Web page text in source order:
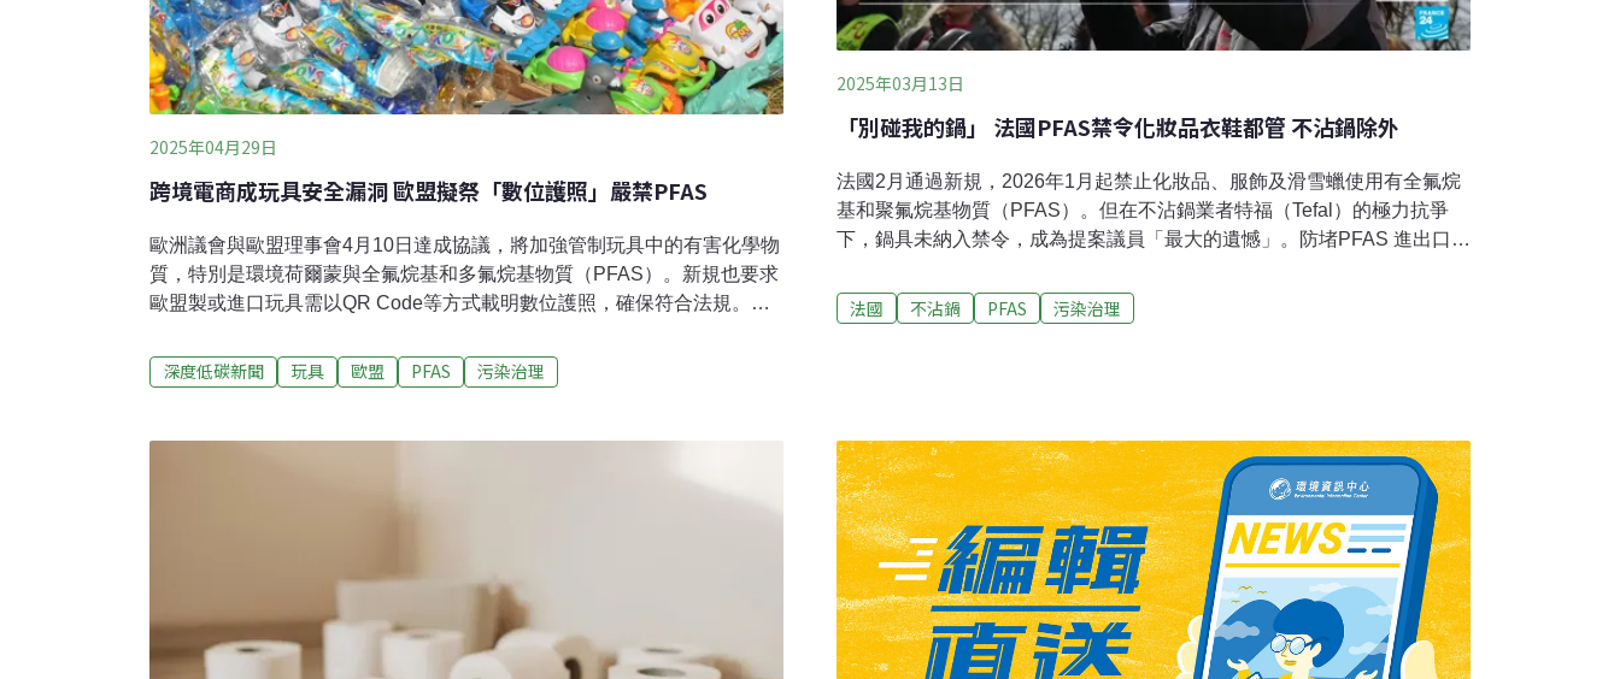
2025年04月29日
跨境電商成玩具安全漏洞 歐盟擬祭「數位護照」嚴禁PFAS
歐洲議會與歐盟理事會4月10日達成協議，將加強管制玩具中的有害化學物
質，特別是環境荷爾蒙與全氟烷基和多氟烷基物質（PFAS）。新規也要求
歐盟製或進口玩具需以QR Code等方式載明數位護照，確保符合法規。為
照連結。加強管制環境荷爾蒙、PFAS歐盟10日最新修訂的「玩具安全法
規」（Toy Safety Regulation）中，新增了一批禁止添加的化學物質，包含
害的物質。添加這類物質的玩具、娃娃、積木將禁止輸入歐洲，若這些成
深度低碳新聞 玩具 歐盟 PFAS 污染治理
2025年03月13日
「別碰我的鍋」 法國PFAS禁令化妝品衣鞋都管 不沾鍋除外
法國2月通過新規，2026年1月起禁止化妝品、服飾及滑雪蠟使用有全氟烷
基和聚氟烷基物質（PFAS）。但在不沾鍋業者特福（Tefal）的極力抗爭
下，鍋具未納入禁令，成為提案議員「最大的遺憾」。防堵PFAS 進出口、
性，廣泛用於不沾鍋、防水服裝、食品包裝、滅火泡沫等，含PFAS的滑雪
蠟則用於滑雪板，滑雪時更滑順。不過，PFAS難以分解，有「永遠的化學
PFAS 的化妝品、衣服和鞋類和滑雪蠟，但安全人員或消防員穿著的特殊防
護衣鞋不在此限。2030年起，禁令將擴大到所有紡織品（例如傢俱上的布
料），僅特殊工業用織品不受管制。此外
法國 不沾鍋 PFAS 污染治理